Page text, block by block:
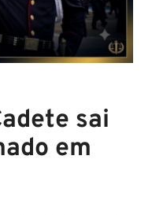
sai
em